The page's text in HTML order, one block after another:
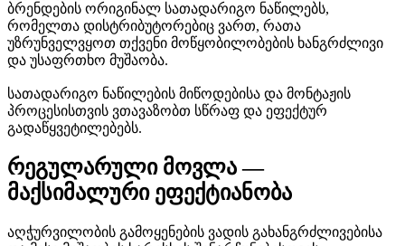
ბრენდების ორიგინალ სათადარიგო ნაწილებს,
რომელთა დისტრიბუტორებიც ვართ, რათა
უზრუნველვყოთ თქვენი მოწყობილობების ხანგრძლივი
და უსაფრთხო მუშაობა.
სათადარიგო ნაწილების მიწოდებისა და მონტაჟის
პროცესისთვის ვთავაზობთ სწრაფ და ეფექტურ
გადაწყვეტილებებს.
რეგულარული მოვლა —
მაქსიმალური ეფექტიანობა
აღჭურვილობის გამოყენების ვადის გახანგრძლივებისა